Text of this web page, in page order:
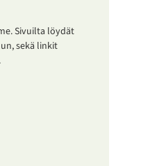
Sivuilta löydät
sekä linkit